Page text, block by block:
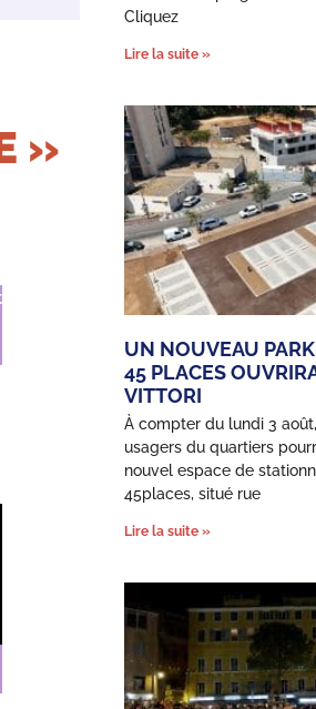
»
Cliquez
Lire la suite »
UN NOUVEAU
45 PLACES
VITTORI
À compter du lundi 3
usagers du quartiers
nouvel espace de
45places, situé rue
Lire la suite »